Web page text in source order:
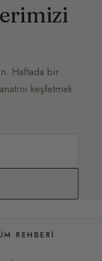
Haftada bir
keşfetmek
REHBERI